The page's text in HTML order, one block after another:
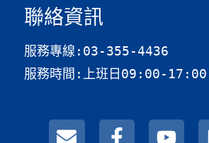
聯絡資訊
服務專線:03-355-4436
服務時間:上班日09:00-17:00